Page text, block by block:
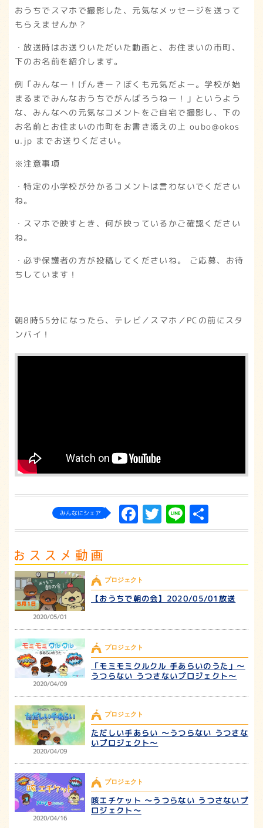
おうちでスマホで撮影した、元気なメッセージを送って
もらえませんか？
・放送時はお送りいただいた動画と、お住まいの市町、
下のお名前を紹介します。
例「みんなー！げんきー？ぼくも元気だよー。学校が始
まるまでみんなおうちでがんばろうねー！」というよう
な、みんなへの元気なコメントをご自宅で撮影し、下の
お名前とお住まいの市町をお書き添えの上 oubo@okos
u.jp までお送りください。
※注意事項
・特定の小学校が分かるコメントは言わないでください
ね。
・スマホで映すとき、何が映っているかご確認ください
ね。
・必ず保護者の方が投稿してくださいね。 ご応募、お待
ちしています！
朝8時55分になったら、テレビ／スマホ／PCの前にスタ
ンバイ！
みんなにシェア Facebook
Twitter
Line
有
2020/05/01
プロジェクト
【おうちで朝の会】2020/05/01放送
2020/04/09
プロジェクト
「モミモミクルクル 手あらいのうた」～
うつらない うつさないプロジェクト～
2020/04/09
プロジェクト
ただしい手あらい ～うつらない うつさな
いプロジェクト～
2020/04/16
プロジェクト
咳エチケット ～うつらない うつさないプ
ロジェクト～